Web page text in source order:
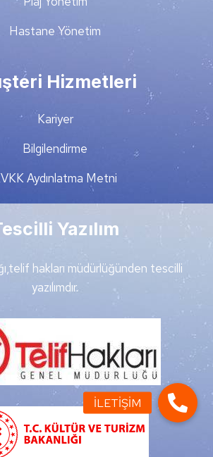
Hastane Yönetim
Hizmetleri
Kariyer
Bilgilendirme
Aydınlatma Metni
Yazılım
hakları müdürlüğünden tescilli
yazılımdır.